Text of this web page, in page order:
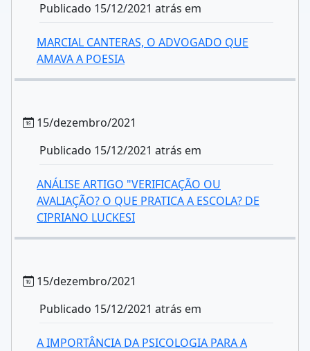
Publicado 15/12/2021 atrás em
MARCIAL CANTERAS, O ADVOGADO QUE
AMAVA A POESIA
15/dezembro/2021
Publicado 15/12/2021 atrás em
ANÁLISE ARTIGO "VERIFICAÇÃO OU
AVALIAÇÃO? O QUE PRATICA A ESCOLA? DE
CIPRIANO LUCKESI
15/dezembro/2021
Publicado 15/12/2021 atrás em
A IMPORTÂNCIA DA PSICOLOGIA PARA A